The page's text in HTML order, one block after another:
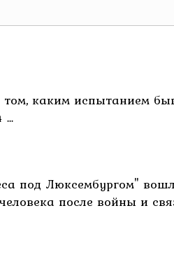
том, каким испытанием
под Люксембургом"
после войны и